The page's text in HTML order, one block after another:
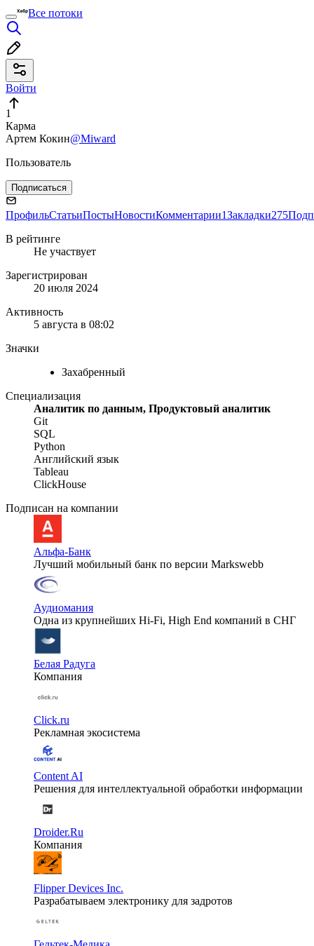
Все потоки
Войти
1
Карма
Артем Кокин@Miward
Пользователь
Подписаться
ПрофильСтатьиПостыНовостиКомментарии1Закладки275
В рейтинге
Не участвует
Зарегистрирован
20 июля 2024
Активность
5 августа в 08:02
Значки
Захабренный
Специализация
Аналитик по данным, Продуктовый аналитик
Git
SQL
Python
Английский язык
Tableau
ClickHouse
Подписан на компании
Альфа-Банк
Лучший мобильный банк по версии Markswebb
Аудиомания
Одна из крупнейших Hi-Fi, High End компаний в СНГ
Белая Радуга
Компания
Click.ru
Рекламная экосистема
Content AI
Решения для интеллектуальной обработки информации
Droider.Ru
Компания
Flipper Devices Inc.
Разрабатываем электронику для задротов